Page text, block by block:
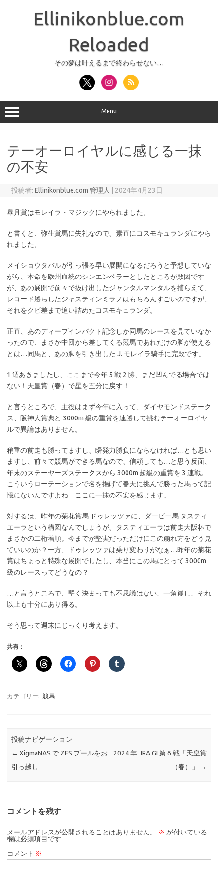
Ellinikonblue.com
Reloaded
その夢は叶えるまで終わらせない…
Menu
テーオーロイヤルに感じる一抹
の不安
投稿者: Ellinikonblue.com 管理人 2024年4月23日
皐月賞はモレイラ・マジックにやられました。
と書くと、弥生賞馬に失礼なので、素直にコスモキュランダにやら
れました。
メイショウタバルが引っ張る早い展開になるだろうと予想していな
がら、本命を欧州血統のシンエンペラーとしたところが敗因です
が、あの展開で前々で抜け出したジャンタルマンタルを捕らえて、
レコード勝ちしたジャスティンミラノはもちろんすごいのですが、
それをクビ差まで追い詰めたコスモキュランダ。
正直、あのディープインパクト記念しか同馬のレースを見ていなか
ったので、まさか中団から差してくる競馬であれだけの脚が使える
とは…同馬と、あの脚を引き出した J. モレイラ騎手に完敗です。
1 週あきましたし、ここまで今年 5 戦 2 勝、まだ凹んでる場合では
ない！天皇賞（春）で星を五分に戻す！
と言うところで、主役はまず今年に入って、ダイヤモンドステーク
ス、阪神大賞典と 3000m 級の重賞を連勝して挑むテーオーロイヤ
ルで異論はありません。
稍重の前走も勝ってますし、瞬発力勝負にならなければ…とも思い
ますし、前々で競馬ができる馬なので、信頼しても…と思う反面、
年末のステーヤーズステークスから 3000m 超級の重賞を 3 連戦。
こういうローテーションで名を揚げて春天に挑んで勝った馬って記
憶にないんですよね…ここに一抹の不安を感じます。
対するは、昨年の菊花賞馬 ドゥレッツァに、ダービー馬 タスティ
エーラという構図なんでしょうが、タスティエーラは前走大阪杯で
まさかの二桁着順。今までが堅実だっただけにこの崩れ方をどう見
ていいのか？一方、ドゥレッツァは乗り変わりがなぁ…昨年の菊花
賞はちょっと特殊な展開でしたし、本当にこの馬にとって 3000m
級のレースってどうなの？
…と言うところで、堅く決まっても不思議はない、一角崩し、それ
以上も十分にあり得る。
そう思って週末にじっくり考えます。
共有：
カテゴリー: 競馬
投稿ナビゲーション
← XigmaNAS で ZFS プールをお
引っ越し
2024 年 JRA GI 第 6 戦「天皇賞
（春）」
→
コメントを残す
メールアドレスが公開されることはありません。 ※ が付いている
欄は必須項目です
コメント ※